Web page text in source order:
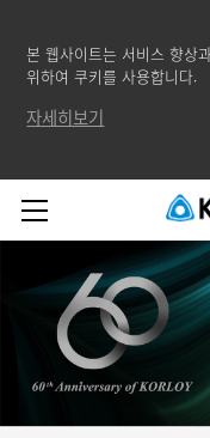
본 웹사이트는 서비스 향상
위하여 쿠키를 사용합니다.
자세히보기